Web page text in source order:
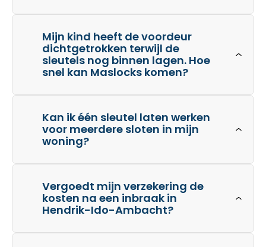
Mijn kind heeft de voordeur
dichtgetrokken terwijl de
sleutels nog binnen lagen. Hoe
snel kan Maslocks komen?
Kan ik één sleutel laten werken
voor meerdere sloten in mijn
woning?
Vergoedt mijn verzekering de
kosten na een inbraak in
Hendrik-Ido-Ambacht?